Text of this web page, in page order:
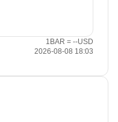
1BAR = --USD
2026-08-08 18:03